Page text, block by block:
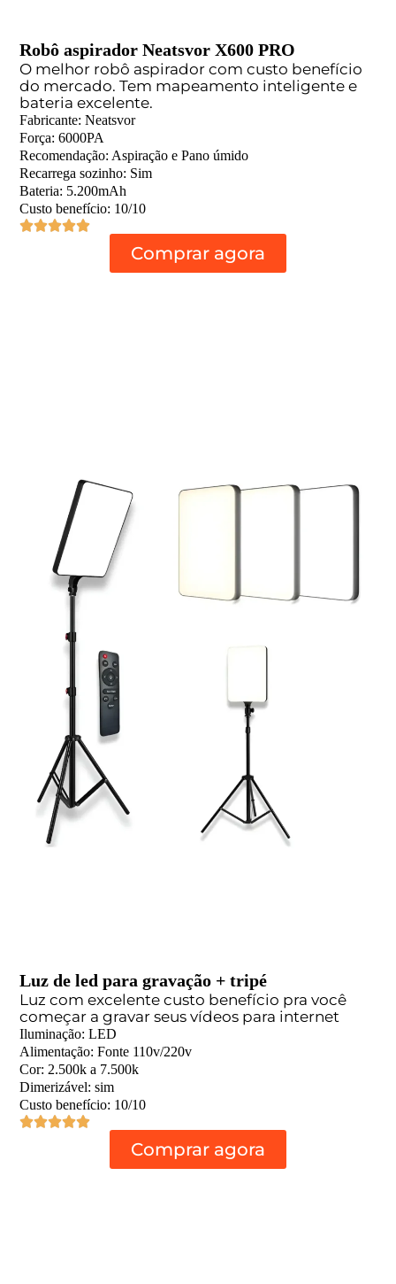
Robô aspirador Neatsvor X600 PRO
O melhor robô aspirador com custo benefício
do mercado. Tem mapeamento inteligente e
bateria excelente.
Fabricante: Neatsvor
Força: 6000PA
Recomendação: Aspiração e Pano úmido
Recarrega sozinho: Sim
Bateria: 5.200mAh
Custo benefício: 10/10
Comprar agora
Luz de led para gravação + tripé
Luz com excelente custo benefício pra você
começar a gravar seus vídeos para internet
Iluminação: LED
Alimentação: Fonte 110v/220v
Cor: 2.500k a 7.500k
Dimerizável: sim
Custo benefício: 10/10
Comprar agora